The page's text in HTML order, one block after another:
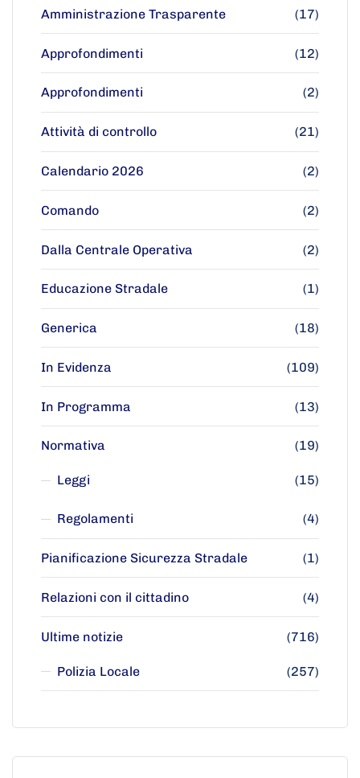
Amministrazione Trasparente (17)
Approfondimenti (12)
Approfondimenti (2)
Attività di controllo (21)
Calendario 2026 (2)
Comando (2)
Dalla Centrale Operativa (2)
Educazione Stradale (1)
Generica (18)
In Evidenza (109)
In Programma (13)
Normativa (19)
Leggi (15)
Regolamenti (4)
Pianificazione Sicurezza Stradale (1)
Relazioni con il cittadino (4)
Ultime notizie (716)
Polizia Locale (257)